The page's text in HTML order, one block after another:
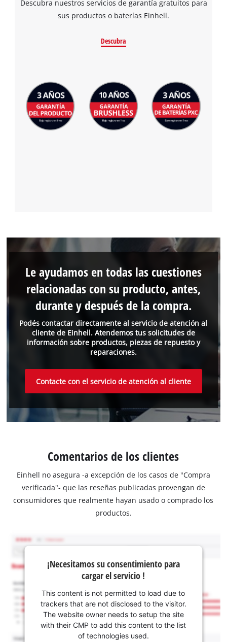
Descubra nuestros servicios de garantía gratuitos para
sus productos o baterías Einhell.
Descubra
Podés contactar directamente al servicio de atención al
cliente de Einhell. Atendemos tus solicitudes de
información sobre productos, piezas de repuesto y
reparaciones.
Le ayudamos en todas las cuestiones
relacionadas con su producto, antes,
durante y después de la compra.
Contacte con el servicio de atención al cliente
Comentarios de los clientes
Einhell no asegura -a excepción de los casos de "Compra
verificada"- que las reseñas publicadas provengan de
consumidores que realmente hayan usado o comprado los
productos.
¡Necesitamos su consentimiento para
cargar el servicio !
This content is not permitted to load due to
trackers that are not disclosed to the visitor.
The website owner needs to setup the site
with their CMP to add this content to the list
of technologies used.